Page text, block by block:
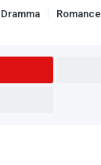
Dramma
Romance